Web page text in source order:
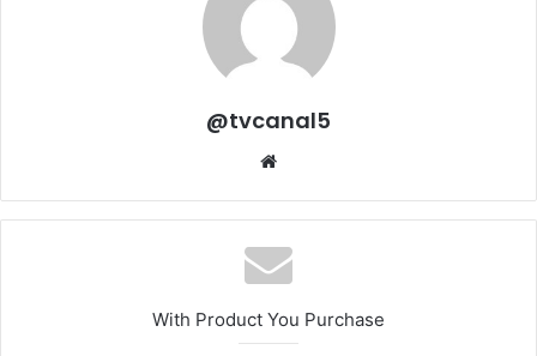
@tvcanal5
With Product You Purchase